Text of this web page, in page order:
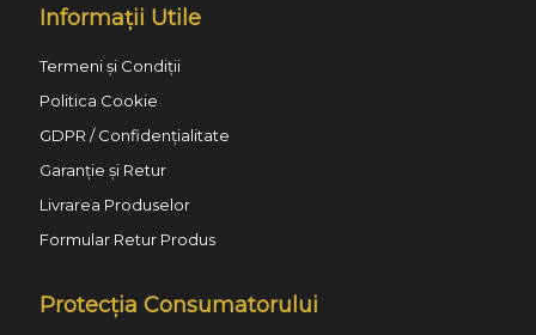
Informații Utile
Termeni și Condiții
Politica Cookie
GDPR / Confidențialitate
Garanție și Retur
Livrarea Produselor
Formular Retur Produs
Protecția Consumatorului